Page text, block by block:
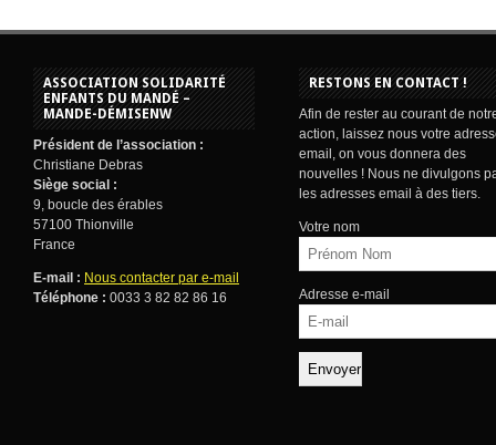
ASSOCIATION SOLIDARITÉ
ENFANTS DU MANDÉ –
MANDE-DÉMISENW
Président de l’association :
Christiane Debras
Siège social :
9, boucle des érables
57100 Thionville
France
E-mail : Nous contacter par e-mail
Téléphone : 0033 3 82 82 86 16
RESTONS EN CONTACT !
Afin de rester au courant de
action, laissez nous votre
email, on vous donnera des
nouvelles ! Nous ne divulgons
les adresses email à des tiers.
Votre nom
Adresse e-mail